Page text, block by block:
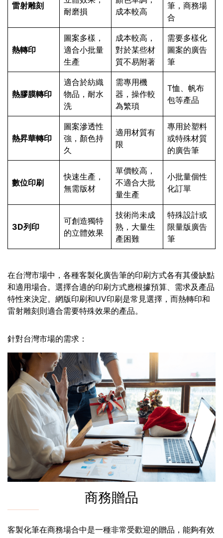
雷射雕刻
耐磨損
成本較高
筆，商務場
合
熱轉印
圖案多樣，
適合小批量
生產
成本較高，
對於某些材
質不易附著
需要多樣化
圖案的廣告
筆
熱膠膜轉印
適合於紡織
物品，耐水
洗
需專用機
器，操作較
為繁瑣
T恤、帆布
包等產品
熱昇華轉印
圖案滲透性
強，顏色持
久
適用材質有
限
專用於塑料
或特殊材質
的廣告筆
數位印刷
快速生產，
無需版材
單價較高，
不適合大批
量生產
小批量個性
化訂單
3D列印
可創造獨特
的立體效果
技術尚未成
熟，大量生
產困難
特殊設計或
限量版廣告
筆
在台灣市場中，各種客製化廣告筆的印刷方式各有其優缺點
和適用場合。選擇合適的印刷方式應根據預算、需求及產品
特性來決定。網版印刷和UV印刷是常見選擇，而熱轉印和
雷射雕刻則適合需要特殊效果的產品。
針對台灣市場的需求：
商務贈品
客製化筆在商務場合中是一種非常受歡迎的贈品，能夠有效